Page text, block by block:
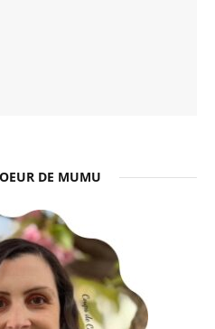
DE MUMU